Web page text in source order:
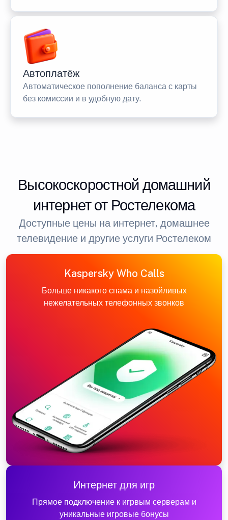
Автоплатёж
Автоматическое пополнение баланса с карты
без комиссии и в удобную дату.
Высокоскоростной домашний
интернет от Ростелекома
Доступные цены на интернет, домашнее
телевидение и другие услуги Ростелеком
Kaspersky Who Calls
Больше никакого спама и назойливых
нежелательных телефонных звонков
Интернет для игр
Прямое подключение к игрвым серверам и
уникальные игровые бонусы